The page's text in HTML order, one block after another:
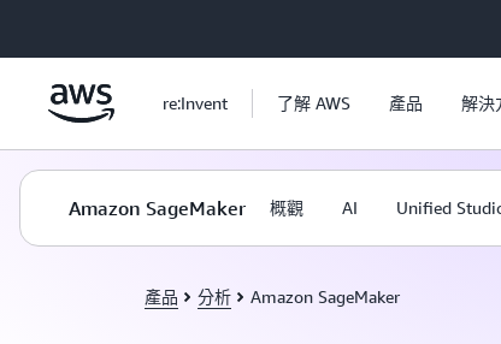
re:Invent 了解 AWS 產品 解決
Amazon SageMaker 概觀 AI Unified
產品 分析 Amazon SageMaker